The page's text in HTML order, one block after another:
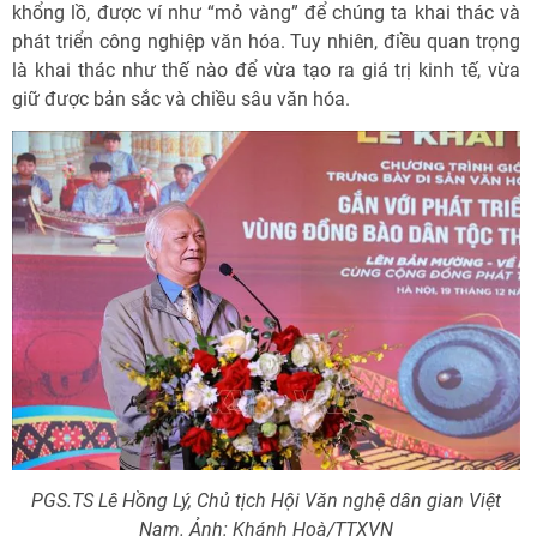
khổng lồ, được ví như “mỏ vàng” để chúng ta khai thác và
phát triển công nghiệp văn hóa. Tuy nhiên, điều quan trọng
là khai thác như thế nào để vừa tạo ra giá trị kinh tế, vừa
giữ được bản sắc và chiều sâu văn hóa.
PGS.TS Lê Hồng Lý, Chủ tịch Hội Văn nghệ dân gian Việt
Nam. Ảnh: Khánh Hoà/TTXVN